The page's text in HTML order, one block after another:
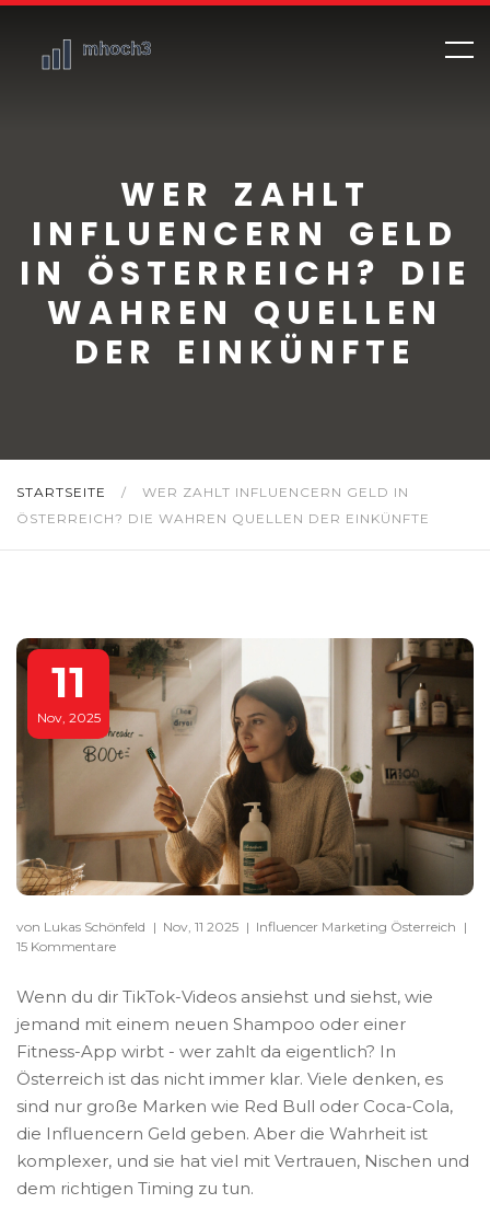
WER ZAHLT
INFLUENCERN GELD
IN ÖSTERREICH? DIE
WAHREN QUELLEN
DER EINKÜNFTE
STARTSEITE /
WER ZAHLT INFLUENCERN GELD IN
ÖSTERREICH? DIE WAHREN QUELLEN DER EINKÜNFTE
11
Nov, 2025
von Lukas Schönfeld | Nov, 11 2025 | Influencer Marketing Österreich |
15 Kommentare
Wenn du dir TikTok-Videos ansiehst und siehst, wie
jemand mit einem neuen Shampoo oder einer
Fitness-App wirbt - wer zahlt da eigentlich? In
Österreich ist das nicht immer klar. Viele denken, es
sind nur große Marken wie Red Bull oder Coca-Cola,
die Influencern Geld geben. Aber die Wahrheit ist
komplexer, und sie hat viel mit Vertrauen, Nischen und
dem richtigen Timing zu tun.